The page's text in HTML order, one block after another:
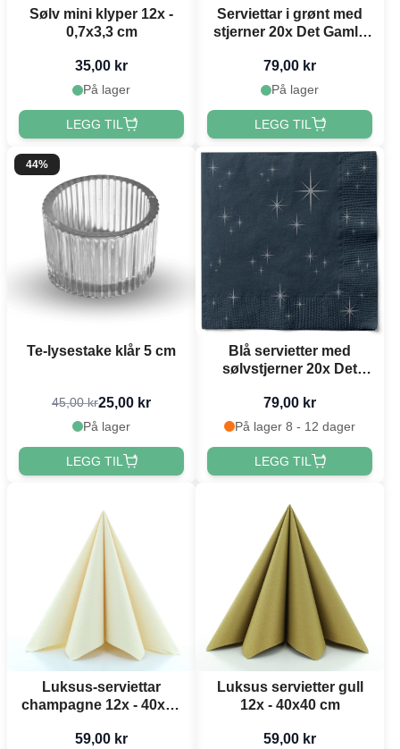
Sølv mini klyper 12x -
0,7x3,3 cm
35,00 kr
På lager
LEGG TIL
Serviettar i grønt med
stjerner 20x Det Gamle
79,00 kr
På lager
LEGG TIL
44%
Te-lysestake klår 5 cm
45,00 kr25,00 kr
På lager
LEGG TIL
Blå servietter med
sølvstjerner 20x Det
cm
79,00 kr
På lager 8 - 12 dager
LEGG TIL
Luksus-serviettar
champagne 12x - 40x40
59,00 kr
Luksus servietter gull
12x - 40x40 cm
59,00 kr